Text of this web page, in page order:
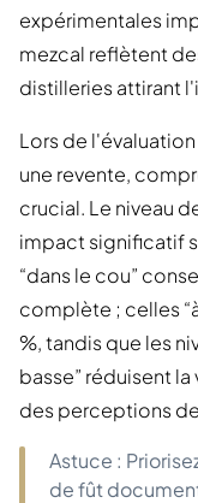
expérimentales
mezcal reflètent
distilleries attirant
Lors de
une revente,
crucial. Le niveau
impact significatif
“dans le cou”
complète ; celles
%, tandis que les
basse” réduisent
des perceptions
Astuce :
de fût